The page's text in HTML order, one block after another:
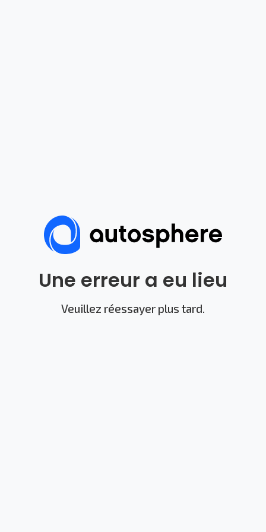
Une erreur a eu lieu
Veuillez réessayer plus tard.